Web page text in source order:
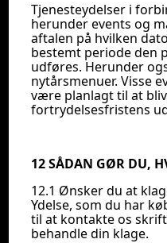
Tjenesteydelser i
herunder events og
aftalen på hvilken
bestemt periode den
udføres. Herunder
nytårsmenuer. Visse
være planlagt til at
fortrydelsesfristens
12 SÅDAN GØR DU,
12.1 Ønsker du at
Ydelse, som du har
til at kontakte os
behandle din klage.